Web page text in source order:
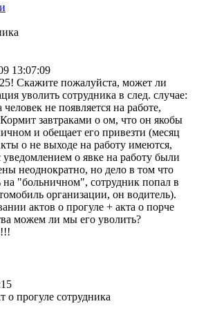
13:07:09
Скажите пожалуйста, может ли
уволить сотрудника в след. случае:
человек не появляется на работе,
завтраками о ом, что он якобы
и обещает его привезти (месяц
о не выходе на работу имеются,
уведомлением о явке на работу были
неоднократно, но дело в том что
на "больничном", сотрудник попал в
организации, он водитель).
актов о прогуле + акта о порче
можем ли мы его уволить?
о прогуле сотрудника